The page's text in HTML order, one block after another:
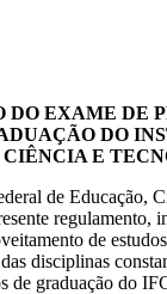
DO EXAME DE
DO
E
de Educação,
regulamento,
de
disciplinas
de graduação do